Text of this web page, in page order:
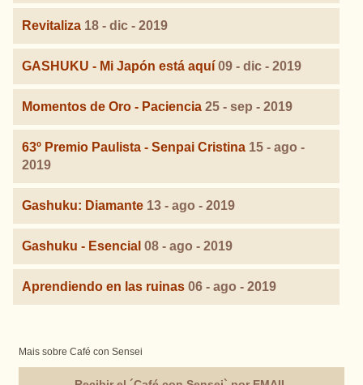
Revitaliza 18 - dic - 2019
GASHUKU - Mi Japón está aquí 09 - dic - 2019
Momentos de Oro - Paciencia 25 - sep - 2019
63º Premio Paulista - Senpai Cristina 15 - ago -
2019
Gashuku: Diamante 13 - ago - 2019
Gashuku - Esencial 08 - ago - 2019
Aprendiendo en las ruinas 06 - ago - 2019
Mais sobre Café con Sensei